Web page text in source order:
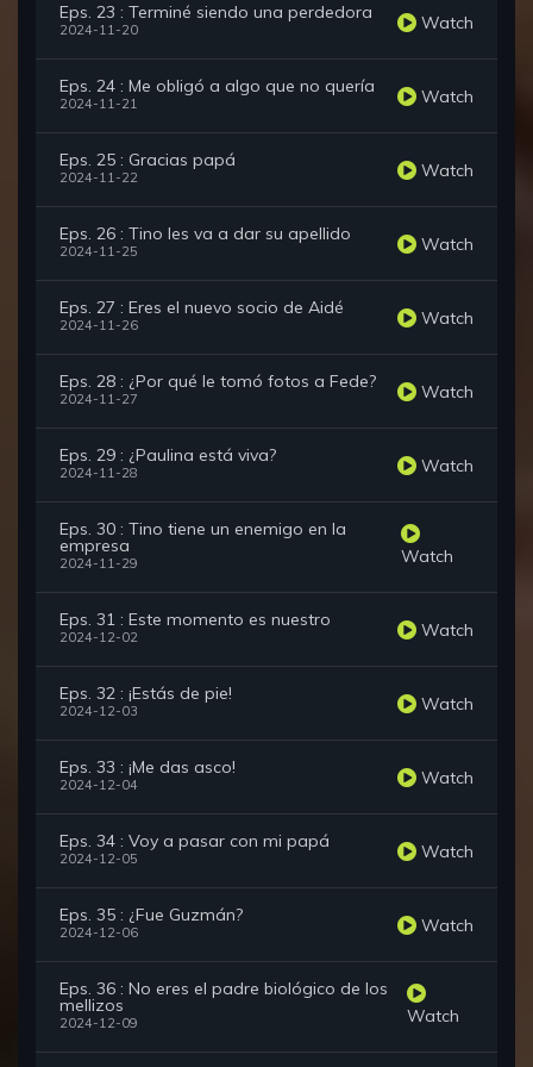
Eps. 23 : Terminé siendo una perdedora
2024-11-20 Watch
Eps. 24 : Me obligó a algo que no quería
2024-11-21 Watch
Eps. 25 : Gracias papá
2024-11-22 Watch
Eps. 26 : Tino les va a dar su apellido
2024-11-25 Watch
Eps. 27 : Eres el nuevo socio de Aidé
2024-11-26 Watch
Eps. 28 : ¿Por qué le tomó fotos a Fede?
2024-11-27 Watch
Eps. 29 : ¿Paulina está viva?
2024-11-28 Watch
Eps. 30 : Tino tiene un enemigo en la
empresa
2024-11-29 Watch
Eps. 31 : Este momento es nuestro
2024-12-02 Watch
Eps. 32 : ¡Estás de pie!
2024-12-03 Watch
Eps. 33 : ¡Me das asco!
2024-12-04 Watch
Eps. 34 : Voy a pasar con mi papá
2024-12-05 Watch
Eps. 35 : ¿Fue Guzmán?
2024-12-06 Watch
Eps. 36 : No eres el padre biológico de los
mellizos
2024-12-09 Watch